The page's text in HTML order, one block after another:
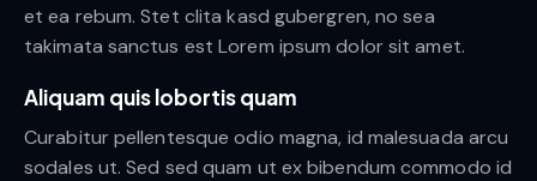
et ea rebum. Stet clita kasd gubergren, no sea
takimata sanctus est Lorem ipsum dolor sit amet.
Aliquam quis lobortis quam
Curabitur pellentesque odio magna, id malesuada arcu
sodales ut. Sed sed quam ut ex bibendum commodo id